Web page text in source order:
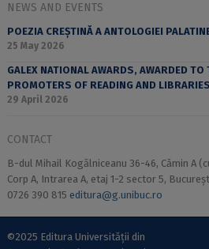
NEWS AND EVENTS
POEZIA CREȘTINĂ A ANTOLOGIEI
25 May 2026
GALEX NATIONAL AWARDS, AWARDED TO
PROMOTERS OF READING AND LIBRARIES
29 April 2026
CONTACT
B-dul Mihail Kogălniceanu 36-46, Cămin A
Corp A, Intrarea A, etaj 1-2 sector 5,
0726 390 815 editura@g.unibuc.ro
©2025 Editura Universității din